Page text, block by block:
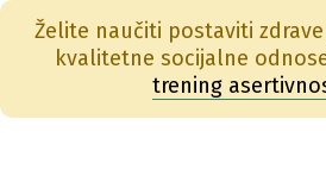
Želite naučiti postaviti
kvalitetne socijalne
trening